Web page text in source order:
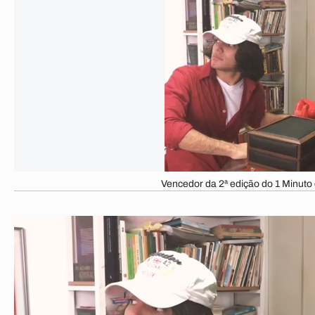
Vencedor da 2ª edição do 1